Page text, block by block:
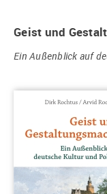
Geist und
Ein Außenblick auf